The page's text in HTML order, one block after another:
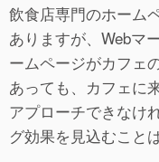
飲食店専門のホーム
ありますが、Webマ
ームページがカフェ
あっても、カフェに
アプローチできなけ
グ効果を見込むこと